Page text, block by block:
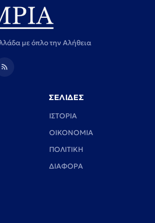
με όπλο την Αλήθεια
ΣΕΛΙΔΕΣ
ΙΣΤΟΡΙΑ
ΟΙΚΟΝΟΜΙΑ
ΠΟΛΙΤΙΚΗ
ΔΙΑΦΟΡΑ